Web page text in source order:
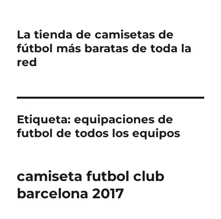
La tienda de camisetas de
fútbol más baratas de toda la
red
Etiqueta:equipaciones de
futbol de todos los equipos
camiseta futbol club
barcelona 2017